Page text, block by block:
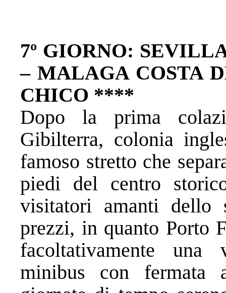
7º GIORNO:
– MALAGA COSTA
CHICO ****
Dopo la prima
Gibilterra, colonia
famoso stretto che
piedi del centro
visitatori amanti dello
prezzi, in quanto Porto
facoltativamente una
minibus con fermata